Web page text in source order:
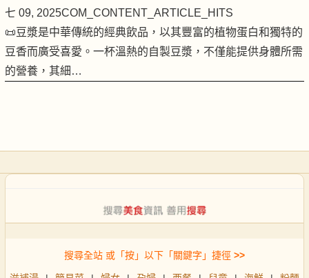
七 09, 2025COM_CONTENT_ARTICLE_HITS
📜豆漿是中華傳統的經典飲品，以其豐富的植物蛋白和獨特的
豆香而廣受喜愛。一杯溫熱的自製豆漿，不僅能提供身體所需
的營養，其細…
搜尋全站 或「按」以下「關鍵字」捷徑 >>